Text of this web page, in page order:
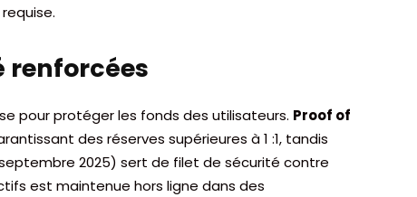
renforcées
pour protéger les fonds des utilisateurs. Proof of
des réserves supérieures à 1 :1, tandis
2025) sert de filet de sécurité contre
est maintenue hors ligne dans des